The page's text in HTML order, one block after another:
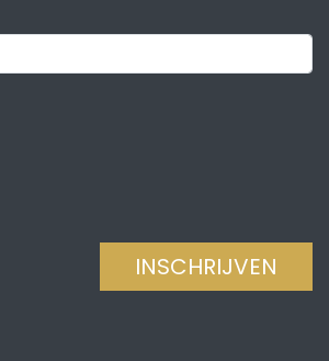
INSCHRIJVEN